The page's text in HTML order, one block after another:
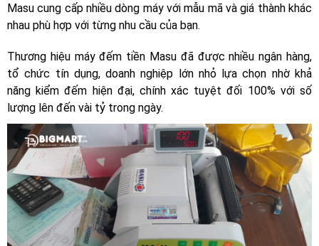
Masu cung cấp nhiều dòng máy với mẫu mã và giá thành khác
nhau phù hợp với từng nhu cầu của bạn.
Thương hiệu máy đếm tiền Masu đã được nhiều ngân hàng,
tổ chức tín dụng, doanh nghiệp lớn nhỏ lựa chọn nhờ khả
năng kiểm đếm hiện đại, chính xác tuyệt đối 100% với số
lượng lên đến vài tỷ trong ngày.